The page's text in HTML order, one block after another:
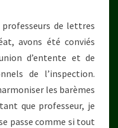
de lettres
avons été conviés
d’entente et de
de l’inspection.
les barèmes
que professeur, je
passe comme si tout